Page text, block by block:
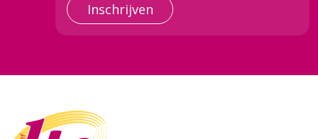
Inschrijven